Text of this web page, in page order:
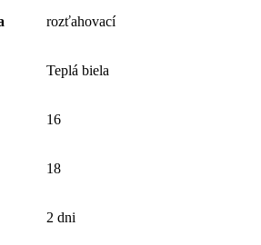
rozťahovací
Teplá biela
16
18
2 dni